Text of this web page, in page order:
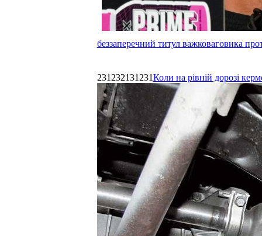
беззаперечний титул важковаговика
231232131231Коли на рівній дорозі